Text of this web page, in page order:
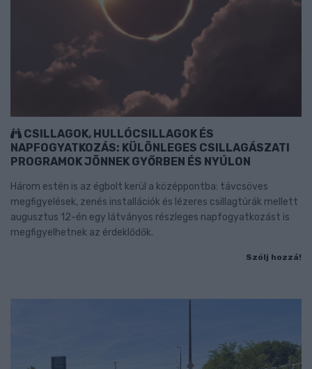
CSILLAGOK, HULLÓCSILLAGOK ÉS
NAPFOGYATKOZÁS: KÜLÖNLEGES CSILLAGÁSZATI
PROGRAMOK JÖNNEK GYŐRBEN ÉS NYÚLON
Három estén is az égbolt kerül a középpontba: távcsöves
megfigyelések, zenés installációk és lézeres csillagtúrák mellett
augusztus 12-én egy látványos részleges napfogyatkozást is
megfigyelhetnek az érdeklődők.
Szólj hozzá!